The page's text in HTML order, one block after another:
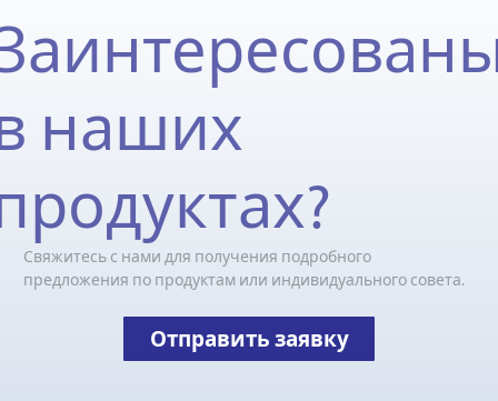
наших
Свяжитесь с нами для получения подробного
предложения по продуктам или индивидуального совета.
Отправить заявку